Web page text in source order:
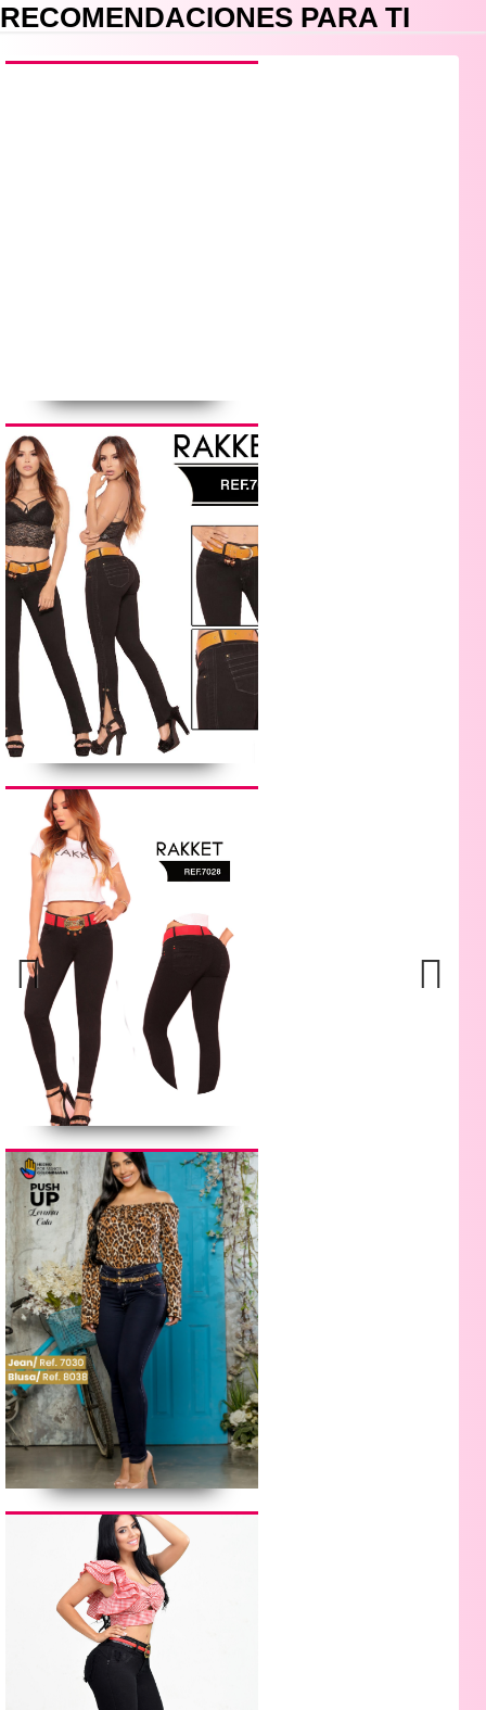
RECOMENDACIONES PARA TI
Previous